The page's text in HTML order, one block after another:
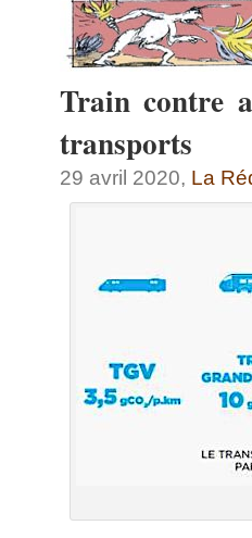
Train contre
transports
29 avril 2020, La